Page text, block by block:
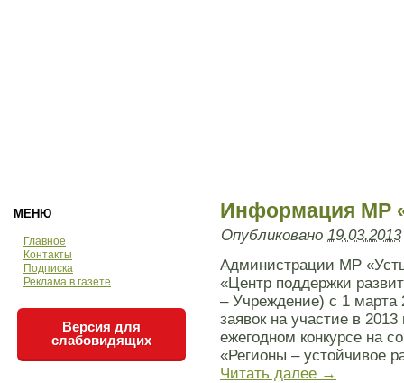
МЕНЮ
Главное
Контакты
Подписка
Реклама в газете
Версия для
слабовидящих
Информация МР
Опубликовано 19.03.2013
Администрации МР
«Центр поддержки
– Учреждение) с 1 марта
заявок на участие в
ежегодном конкурсе на
«Регионы – устойчивое
Читать далее →